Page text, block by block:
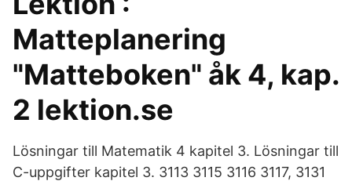
Matteplanering
"Matteboken" åk 4, kap.
2 lektion.se
Lösningar till Matematik 4 kapitel 3. Lösningar till
C-uppgifter kapitel 3. 3113 3115 3116 3117, 3131